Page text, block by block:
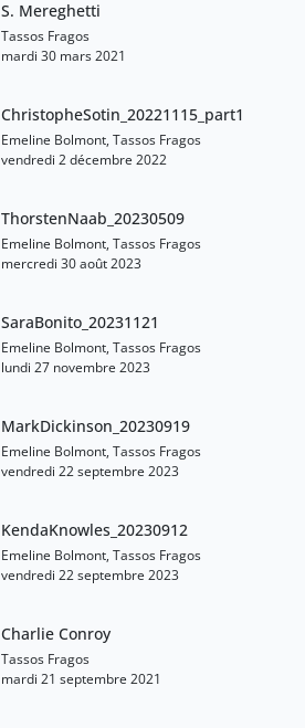
S. Mereghetti
Tassos Fragos
mardi 30 mars 2021
ChristopheSotin_20221115_part1
Emeline Bolmont, Tassos Fragos
vendredi 2 décembre 2022
ThorstenNaab_20230509
Emeline Bolmont, Tassos Fragos
mercredi 30 août 2023
SaraBonito_20231121
Emeline Bolmont, Tassos Fragos
lundi 27 novembre 2023
MarkDickinson_20230919
Emeline Bolmont, Tassos Fragos
vendredi 22 septembre 2023
KendaKnowles_20230912
Emeline Bolmont, Tassos Fragos
vendredi 22 septembre 2023
Charlie Conroy
Tassos Fragos
mardi 21 septembre 2021